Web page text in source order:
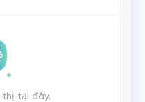
thị tại đây.